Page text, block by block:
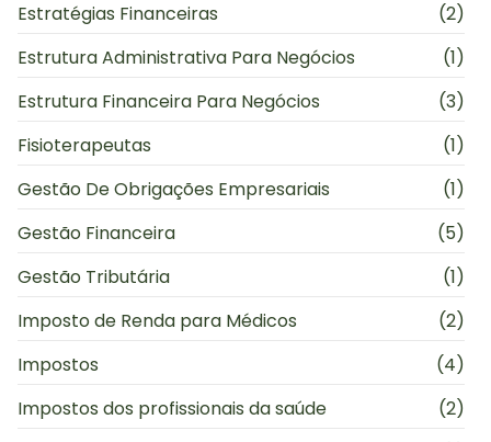
Estratégias Financeiras
(2)
Estrutura Administrativa Para Negócios
(1)
Estrutura Financeira Para Negócios
(3)
Fisioterapeutas
(1)
Gestão De Obrigações Empresariais
(1)
Gestão Financeira
(5)
Gestão Tributária
(1)
Imposto de Renda para Médicos
(2)
Impostos
(4)
Impostos dos profissionais da saúde
(2)